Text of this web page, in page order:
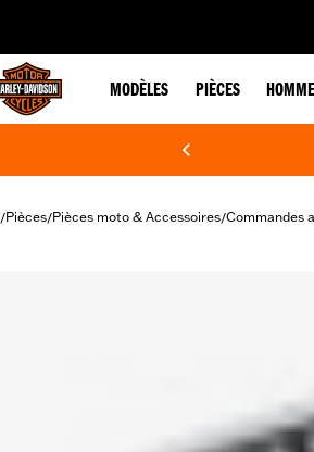
MODÈLES PIÈCES
/Pièces/Pièces moto & Accessoires/Commandes